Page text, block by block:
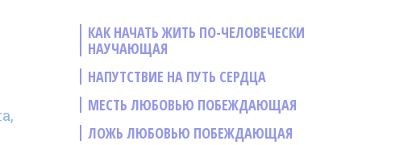
КАК НАЧАТЬ ЖИТЬ ПО-ЧЕЛОВЕЧЕСКИ
НАУЧАЮЩАЯ
НАПУТСТВИЕ НА ПУТЬ СЕРДЦА
МЕСТЬ ЛЮБОВЬЮ ПОБЕЖДАЮЩАЯ
ЛОЖЬ ЛЮБОВЬЮ ПОБЕЖДАЮЩАЯ